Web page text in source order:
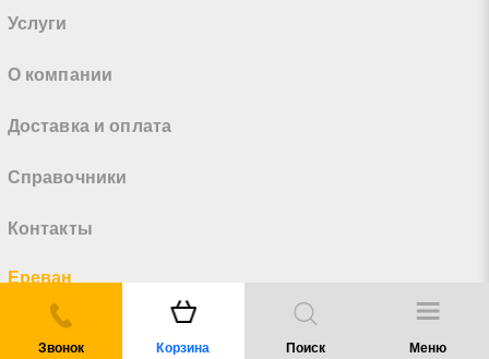
Звонок Корзина Поиск Меню
Услуги
О компании
Доставка и оплата
Справочники
Контакты
Ереван
пн-пт 8:00 - 19:00
Авиапромсталь